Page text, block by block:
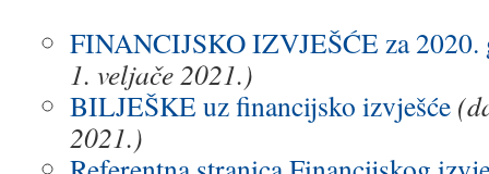
FINANCIJSKO IZVJEŠĆE za 2020.
1. veljače 2021.)
BILJEŠKE uz financijsko izvješće
2021.)